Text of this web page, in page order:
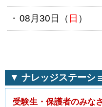
08月30日（ 日 ）
▼ ナレッジステーシ
受験生・保護者のみな